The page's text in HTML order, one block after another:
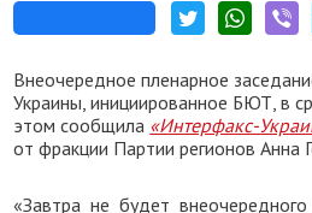
Внеочередное пленарное
Украины, инициированное БЮТ, в
этом сообщила «Интерфакс-
от фракции Партии регионов Анна
«Завтра не будет